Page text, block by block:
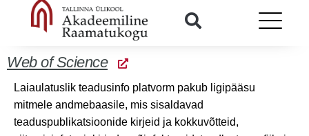
Web of Science
Laiaulatuslik teadusinfo platvorm pakub ligipääsu
mitmele andmebaasile, mis sisaldavad
teaduspublikatsioonide kirjeid ja kokkuvõtteid,